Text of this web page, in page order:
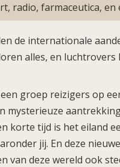
radio, farmaceutica, en
de internationale
alles, en
groep reizigers op
mysterieuze
korte tijd is het eiland
jij. En deze
van deze wereld ook